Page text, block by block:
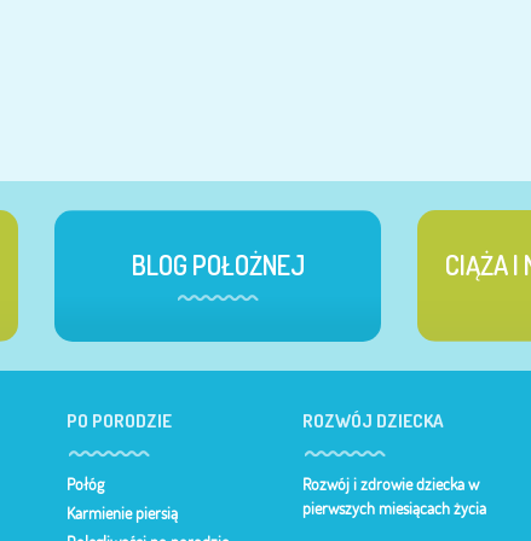
BLOG POŁOŻNEJ CIĄŻA I
PO PORODZIE
Połóg
Karmienie piersią
ROZWÓJ DZIECKA
Rozwój i zdrowie dziecka w
pierwszych miesiącach życia